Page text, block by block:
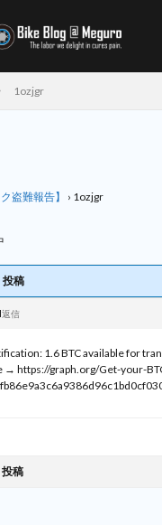
1ozjgr
ク盗難報告】 › 1ozjgr
投稿
返信
1.6 BTC available for
→ https://graph.org/Get-your-
投稿